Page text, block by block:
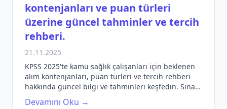
kontenjanları ve puan türleri
üzerine güncel tahminler ve tercih
rehberi.
21.11.2025
KPSS 2025'te kamu sağlık çalışanları için beklenen
alım kontenjanları, puan türleri ve tercih rehberi
hakkında güncel bilgi ve tahminleri keşfedin. Sınav
hazırlığı için önemli ipuçları burada.
Devamını Oku →